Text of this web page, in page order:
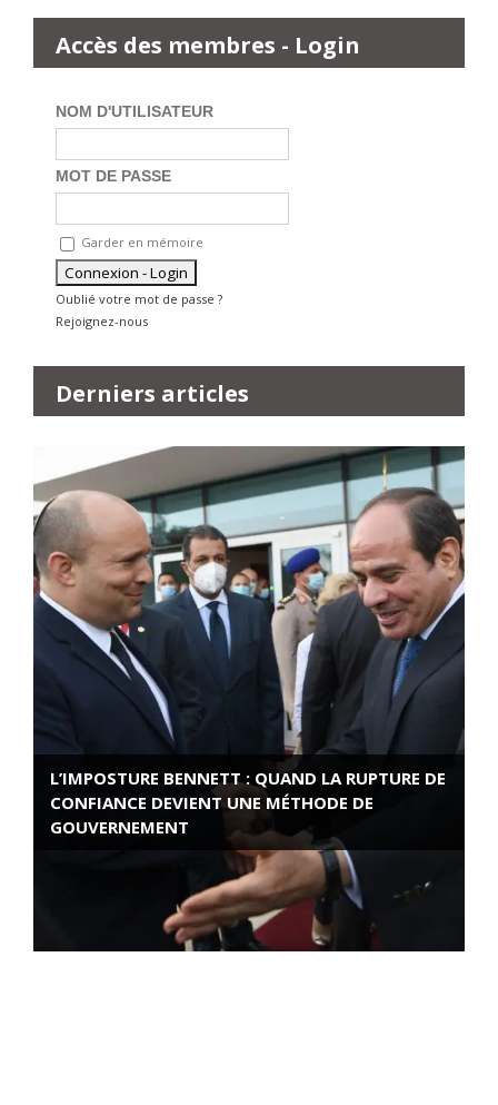
Accès des membres - Login
NOM D'UTILISATEUR
MOT DE PASSE
Garder en mémoire
Oublié votre mot de passe ?
Rejoignez-nous
Derniers articles
L’IMPOSTURE BENNETT : QUAND LA RUPTURE DE
CONFIANCE DEVIENT UNE MÉTHODE DE
GOUVERNEMENT
ROSE VALLAND, HEROÏNE DE LA RESISTANCE